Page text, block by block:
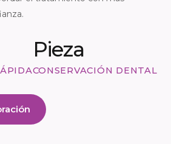
Pieza
CONSERVACIÓN DENTAL